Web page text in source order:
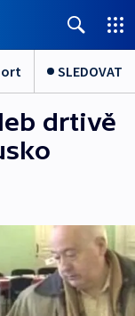
SLEDOVAT
drtivě